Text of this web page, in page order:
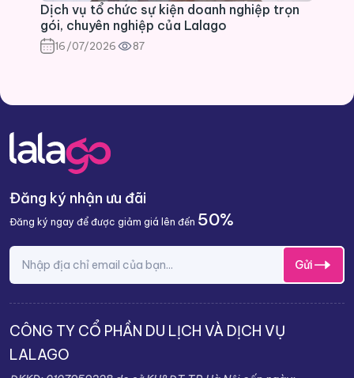
Dịch vụ tổ chức sự kiện doanh nghiệp trọn
gói, chuyên nghiệp của Lalago
16/07/2026 87
Đăng ký nhận ưu đãi
Đăng ký ngay để được giảm giá lên đến 50%
Gửi
CÔNG TY CỔ PHẦN DU LỊCH VÀ DỊCH VỤ
LALAGO